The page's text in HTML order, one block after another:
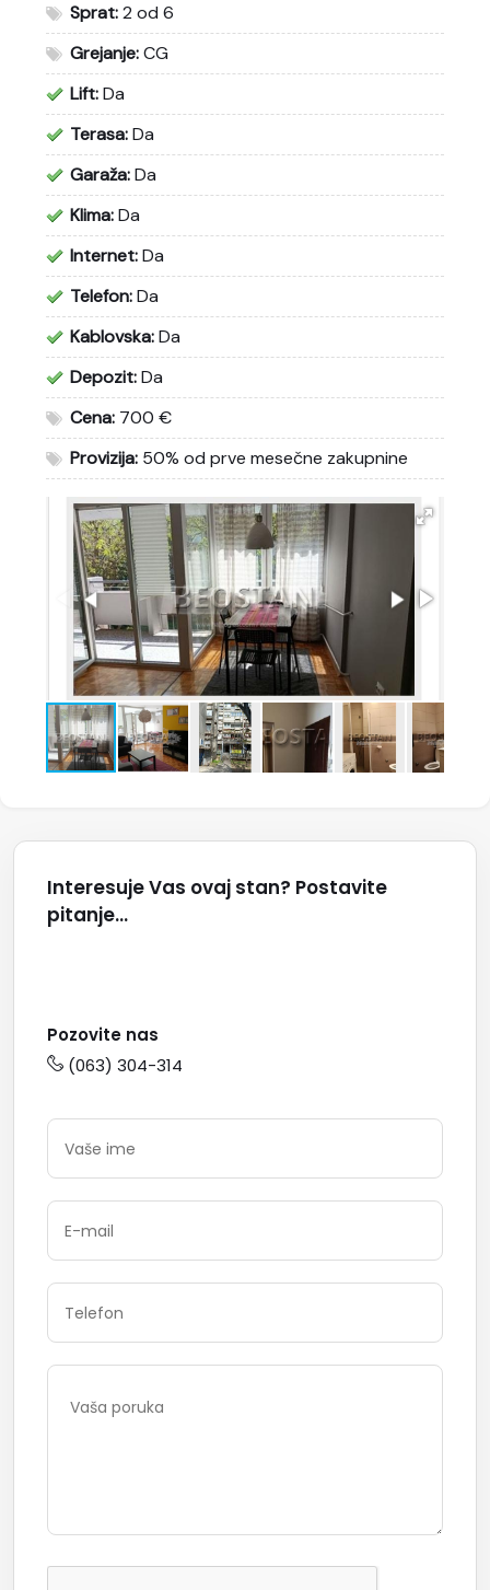
Sprat:2 od 6
Grejanje:CG
Lift:Da
Terasa:Da
Garaža:Da
Klima:Da
Internet:Da
Telefon:Da
Kablovska:Da
Depozit:Da
Cena: 700 €
Provizija: 50% od prve mesečne zakupnine
Interesuje Vas ovaj stan? Postavite
pitanje...
Pozovite nas
(063) 304-314